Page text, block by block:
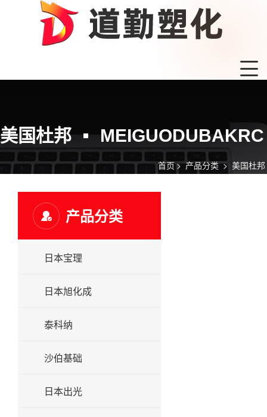
美国杜邦 MEIGUODUBAKRC
首页 >产品分类> 美国杜邦
产品分类
日本宝理
日本旭化成
泰科纳
沙伯基础
日本出光